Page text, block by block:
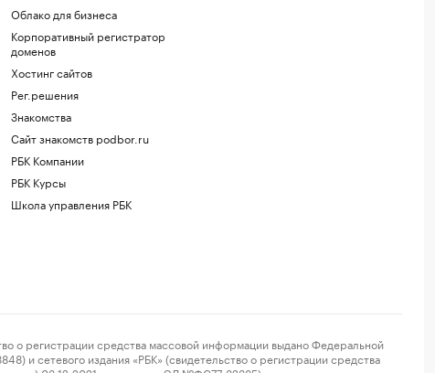
Облако для бизнеса
Корпоративный регистратор
доменов
Хостинг сайтов
Рег.решения
Знакомства
Сайт знакомств podbor.ru
РБК Компании
РБК Курсы
Школа управления РБК
регистрации средства массовой информации выдано Федеральной
и сетевого издания «РБК» (свидетельство о регистрации средства